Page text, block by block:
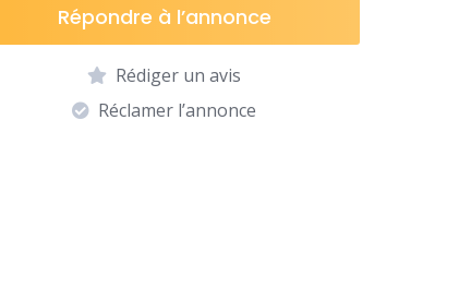
Répondre à l’annonce
Rédiger un avis
Réclamer l’annonce